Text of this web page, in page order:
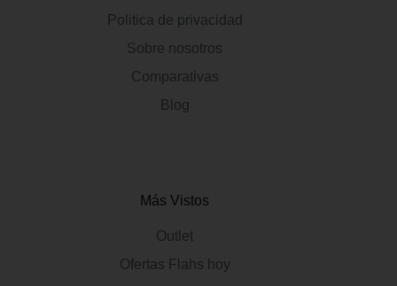
Politica de privacidad
Sobre nosotros
Comparativas
Blog
Más Vistos
Outlet
Ofertas Flahs hoy